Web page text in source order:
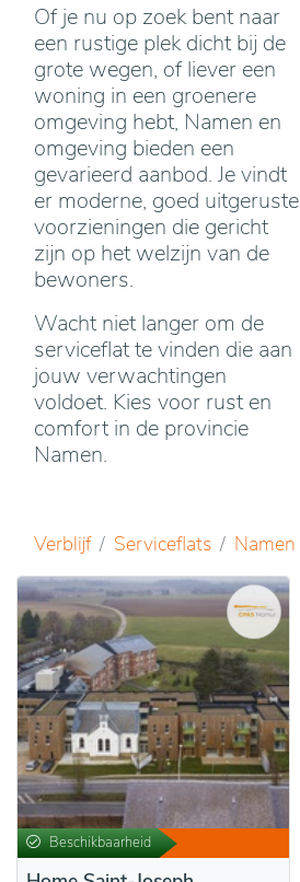
Of je nu op zoek bent naar
een rustige plek dicht bij de
grote wegen, of liever een
woning in een groenere
omgeving hebt, Namen en
omgeving bieden een
gevarieerd aanbod. Je vindt
er moderne, goed uitgeruste
voorzieningen die gericht
zijn op het welzijn van de
bewoners.
Wacht niet langer om de
serviceflat te vinden die aan
jouw verwachtingen
voldoet. Kies voor rust en
comfort in de provincie
Namen.
Verblijf Serviceflats Namen
Beschikbaarheid